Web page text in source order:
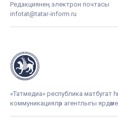
Редакциянең электрон почтасы
infotat@tatar-inform.ru
«Татмедиа» республика матбугат
коммуникацияләр агентлыгы